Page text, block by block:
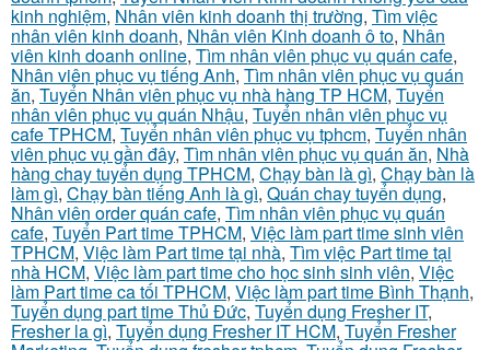
kinh nghiệm, Nhân viên kinh doanh thị trường, Tìm việc
nhân viên kinh doanh, Nhân viên Kinh doanh ô to, Nhân
viên kinh doanh online, Tìm nhân viên phục vụ quán cafe,
Nhân viên phục vụ tiếng Anh, Tìm nhân viên phục vụ quán
ăn, Tuyển Nhân viên phục vụ nhà hàng TP HCM, Tuyển
nhân viên phục vụ quán Nhậu, Tuyển nhân viên phục vụ
cafe TPHCM, Tuyển nhân viên phục vụ tphcm, Tuyển nhân
viên phục vụ gần đây, Tìm nhân viên phục vụ quán ăn, Nhà
hàng chay tuyển dụng TPHCM, Chạy bàn là gì, Chạy bàn là
làm gì, Chạy bàn tiếng Anh là gì, Quán chay tuyển dụng,
Nhân viên order quán cafe, Tìm nhân viên phục vụ quán
cafe, Tuyển Part time TPHCM, Việc làm part time sinh viên
TPHCM, Việc làm Part time tại nhà, Tìm việc Part time tại
nhà HCM, Việc làm part time cho học sinh sinh viên, Việc
làm Part time ca tối TPHCM, Việc làm part time Bình Thạnh,
Tuyển dụng part time Thủ Đức, Tuyển dụng Fresher IT,
Fresher la gì, Tuyển dụng Fresher IT HCM, Tuyển Fresher